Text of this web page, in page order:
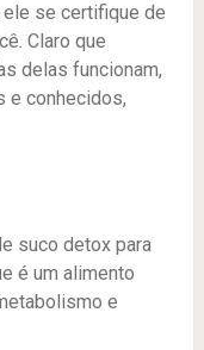
ele se certifique de
Claro que
delas funcionam,
e conhecidos,
suco detox para
é um alimento
e